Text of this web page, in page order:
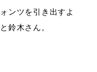
ンツを引き出すよ
鈴木さん。